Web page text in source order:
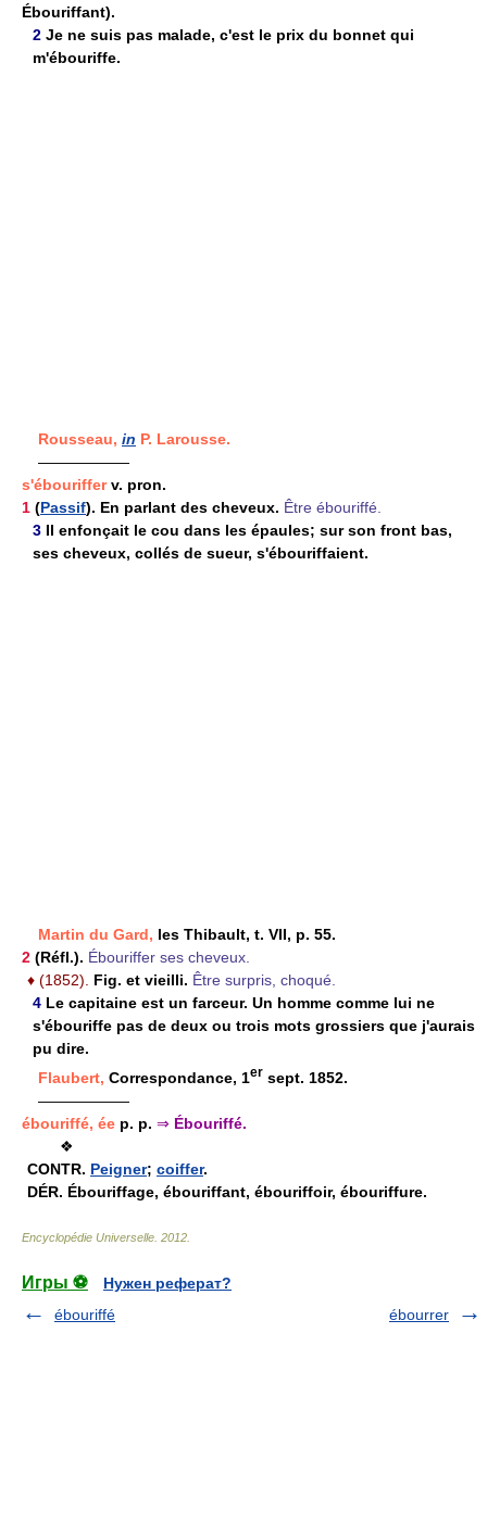
Ébouriffant).
2 Je ne suis pas malade, c'est le prix du bonnet qui
m'ébouriffe.
Rousseau, in P. Larousse.
——————
s'ébouriffer v. pron.
1 (Passif). En parlant des cheveux. Être ébouriffé.
3 Il enfonçait le cou dans les épaules; sur son front bas,
ses cheveux, collés de sueur, s'ébouriffaient.
Martin du Gard, les Thibault, t. VII, p. 55.
2 (Réfl.). Ébouriffer ses cheveux.
♦ (1852). Fig. et vieilli. Être surpris, choqué.
4 Le capitaine est un farceur. Un homme comme lui ne
s'ébouriffe pas de deux ou trois mots grossiers que j'aurais
pu dire.
Flaubert, Correspondance, 1er sept. 1852.
——————
ébouriffé, ée p. p. ⇒ Ébouriffé.
❖
CONTR. Peigner; coiffer.
DÉR. Ébouriffage, ébouriffant, ébouriffoir, ébouriffure.
Encyclopédie Universelle 2012
Игры ⚽
Нужен реферат?
ébouriffé
ébourrer